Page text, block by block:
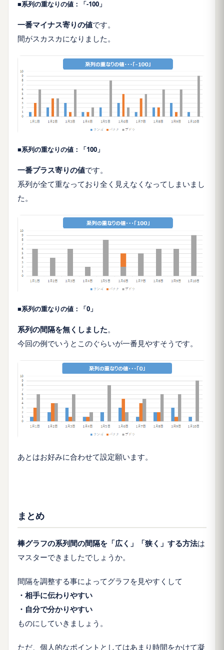
■系列の重なりの値：「-100」
一番マイナス寄りの値です。
間がスカスカになりました。
■系列の重なりの値：「100」
一番プラス寄りの値です。
系列が全て重なっており全く見えなくなってしまいまし
た。
■系列の重なりの値：「0」
系列の間隔を無くしました。
今回の例でいうとこのぐらいが一番見やすそうです。
あとはお好みに合わせて設定願います。
まとめ
棒グラフの系列間の間隔を「広く」「狭く」する方法は
マスターできましたでしょうか。
間隔を調整する事によってグラフを見やすくして
・相手に伝わりやすい
・自分で分かりやすい
ものにしていきましょう。
ただ、個人的なポイントとしてはあまり時間をかけて凝